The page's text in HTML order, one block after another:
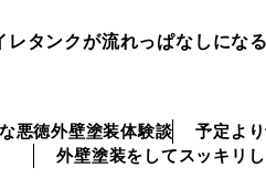
レタンクが流れっぱなしにな
悪徳外壁塗装体験談 予定よ
外壁塗装をしてスッキリ